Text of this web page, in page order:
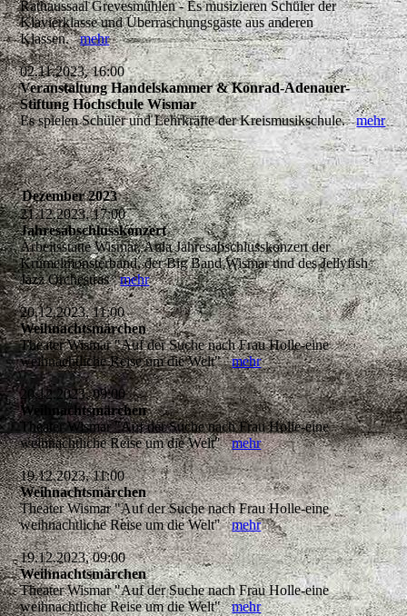
Rathaussaal Grevesmühlen - Es musizieren Schüler der
Klavierklasse und Überraschungsgäste aus anderen
Klassen.mehr
02.11.2023, 16:00
Veranstaltung Handelskammer & Konrad-Adenauer-
Stiftung Hochschule Wismar
Es spielen Schüler und Lehrkräfte der Kreismusikschule.mehr
Dezember 2023
21.12.2023, 17:00
Jahresabschlusskonzert
Arbeitsstätte Wismar, Aula Jahresabschlusskonzert der
Krümelmonsterband, der Big Band Wismar und des Jellyfish
Jazz Orchestrasmehr
20.12.2023, 11:00
Weihnachtsmärchen
Theater Wismar "Auf der Suche nach Frau Holle-eine
weihnachtliche Reise um die Welt"mehr
20.12.2023, 09:00
Weihnachtsmärchen
Theater Wismar "Auf der Suche nach Frau Holle-eine
weihnachtliche Reise um die Welt"mehr
19.12.2023, 11:00
Weihnachtsmärchen
Theater Wismar "Auf der Suche nach Frau Holle-eine
weihnachtliche Reise um die Welt"mehr
19.12.2023, 09:00
Weihnachtsmärchen
Theater Wismar "Auf der Suche nach Frau Holle-eine
weihnachtliche Reise um die Welt"mehr